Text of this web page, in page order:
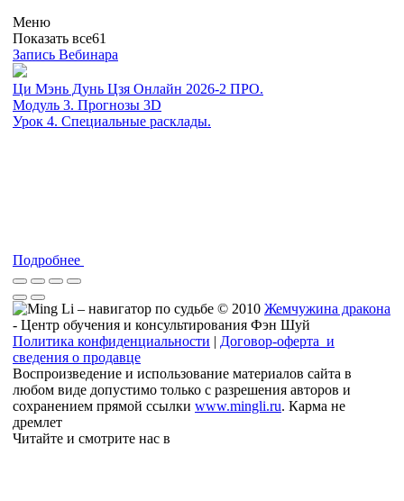
Меню
Показать все61
Запись Вебинара
Ци Мэнь Дунь Цзя Онлайн 2026-2 ПРО.
Модуль 3. Прогнозы 3D
Урок 4. Специальные расклады.
Подробнее
© 2010 Жемчужина дракона
- Центр обучения и консультирования Фэн Шуй
Политика конфиденциальности | Договор-оферта и
сведения о продавце
Воспроизведение и использование материалов сайта в
любом виде допустимо только с разрешения авторов и
сохранением прямой ссылки www.mingli.ru. Карма не
дремлет
Читайте и смотрите нас в